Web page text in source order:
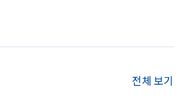
전체 보기